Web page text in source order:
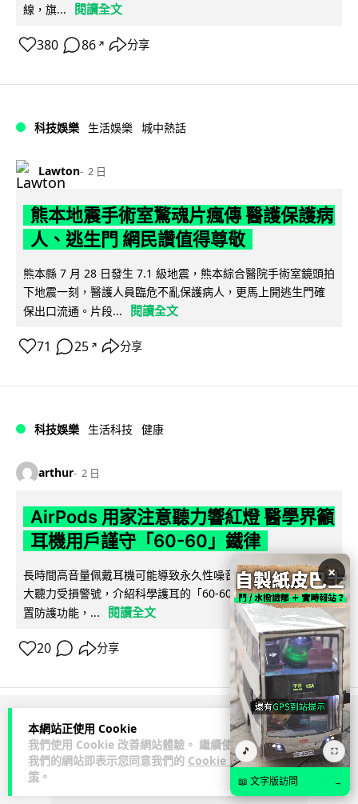
本網站正使用 Cookie
我們使用 Cookie 改善網站體驗。 繼續使用
我們的網站即表示您同意我們的 Cookie 政
策 。
線，旗...
閱讀全文
380 86 ↗ 分享
科技娛樂 生活娛樂 城中熱話
Lawton 2 日
熊本地震手術室驚魂片瘋傳 醫護保護病
人、逃生門 網民讚值得尊敬
熊本縣 7 月 28 日發生 7.1 級地震，熊本綜合醫院手術室鏡頭拍
下地震一刻，醫護人員臨危不亂保護病人，更馬上開逃生門確
保出口流通。片段...
閱讀全文
71 25 ↗ 分享
科技娛樂 生活科技 健康
arthur 2 日
AirPods 用家注意聽力響紅燈 醫學界籲
耳機用戶謹守「60-60」鐵律
長時間高音量佩戴耳機可能導致永久性噪音性聽損。本文盤點 4
大聽力受損警號，介紹科學護耳的「60-60 原則」及 Apple 內
置防護功能，...
閱讀全文
20 分享
ADVERTISEMENT
×
🎵 ⛶
📖 文字版訪問 →